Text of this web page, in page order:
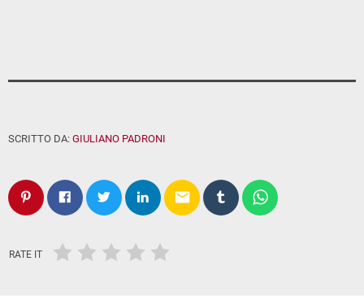
SCRITTO DA: GIULIANO PADRONI
email
RATE IT